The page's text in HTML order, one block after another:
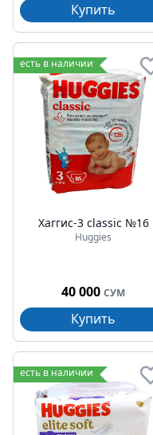
Купить
есть в наличии
Хаггис-3 classic №16
Huggies
40 000 СУМ
Купить
есть в наличии